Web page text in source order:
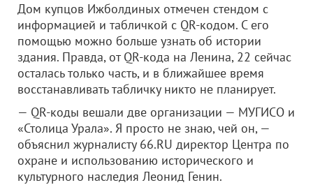
Дом купцов Ижболдиных отмечен стендом с
информацией и табличкой с QR-кодом. С его
помощью можно больше узнать об истории
здания. Правда, от QR-кода на Ленина, 22 сейчас
осталась только часть, и в ближайшее время
восстанавливать табличку никто не планирует.
— QR-коды вешали две организации — МУГИСО и
«Столица Урала». Я просто не знаю, чей он, —
объяснил журналисту 66.RU директор Центра по
охране и использованию исторического и
культурного наследия Леонид Генин.